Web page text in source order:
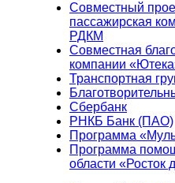
Совместный
пассажирская
РДКМ
Совместная
компании
Транспортная
Сбербанк
РНКБ Банк (ПАО)
Программа
Программа
области «Росток